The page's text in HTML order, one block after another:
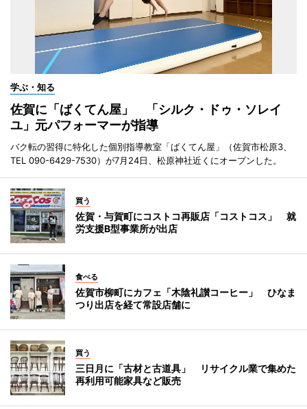
学ぶ・知る
佐賀に「ばくてん屋」 「シルク・ドゥ・ソレイ
ユ」元パフォーマーが指導
バク転の習得に特化した個別指導教室「ばくてん屋」（佐賀市松原3、
TEL 090-6429-7530）が7月24日、松原神社近くにオープンした。
買う
佐賀・与賀町にコストコ再販店「コストコス」 就
労支援B型事業所が出店
食べる
佐賀市柳町にカフェ「木陰礼讃コーヒー」 ひなま
つり出店を経て常設店舗に
買う
三日月に「古材と古道具」 リサイクル業で集めた
再利用可能家具など販売